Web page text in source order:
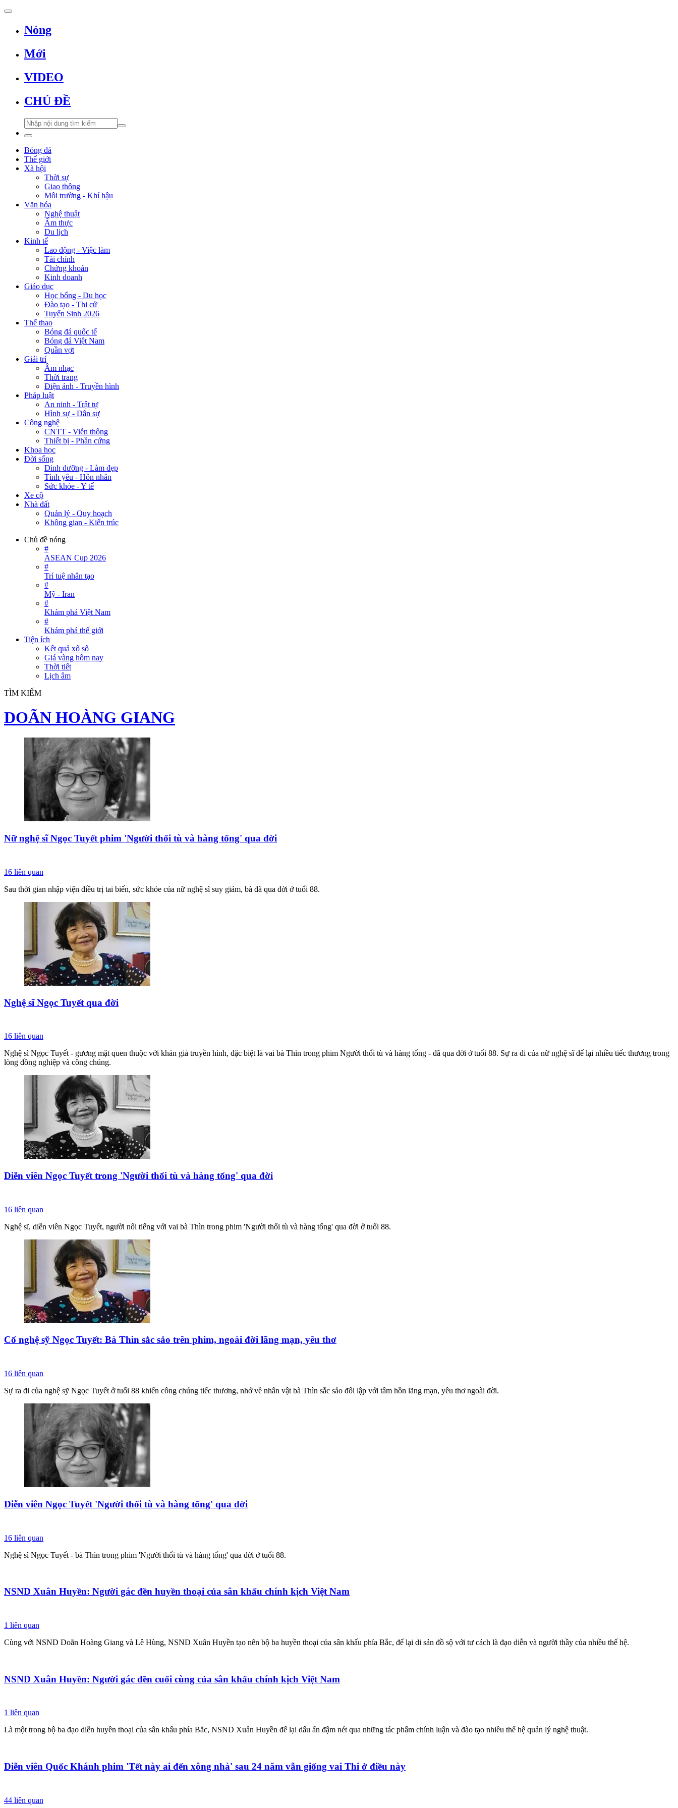
Nóng
Mới
VIDEO
CHỦ ĐỀ
Bóng đá
Thế giới
Xã hội
Thời sự
Giao thông
Môi trường - Khí hậu
Văn hóa
Nghệ thuật
Ẩm thực
Du lịch
Kinh tế
Lao động - Việc làm
Tài chính
Chứng khoán
Kinh doanh
Giáo dục
Học bổng - Du học
Đào tạo - Thi cử
Tuyển Sinh 2026
Thể thao
Bóng đá quốc tế
Bóng đá Việt Nam
Quần vợt
Giải trí
Âm nhạc
Thời trang
Điện ảnh - Truyền hình
Pháp luật
An ninh - Trật tự
Hình sự - Dân sự
Công nghệ
CNTT - Viễn thông
Thiết bị - Phần cứng
Khoa học
Đời sống
Dinh dưỡng - Làm đẹp
Tình yêu - Hôn nhân
Sức khỏe - Y tế
Xe cộ
Nhà đất
Quản lý - Quy hoạch
Không gian - Kiến trúc
Chủ đề nóng
#
ASEAN Cup 2026
#
Trí tuệ nhân tạo
#
Mỹ - Iran
#
Khám phá Việt Nam
#
Khám phá thế giới
Tiện ích
Kết quả xổ số
Giá vàng hôm nay
Thời tiết
Lịch âm
TÌM KIẾM
DOÃN HOÀNG GIANG
Nữ nghệ sĩ Ngọc Tuyết phim 'Người thổi tù và hàng tổng' qua đời
16 liên quan
Sau thời gian nhập viện điều trị tai biến, sức khỏe của nữ nghệ sĩ suy giảm, bà đã qua đời ở tuổi 88.
Nghệ sĩ Ngọc Tuyết qua đời
16 liên quan
Nghệ sĩ Ngọc Tuyết - gương mặt quen thuộc với khán giả truyền hình, đặc biệt là vai bà Thìn trong phim Người thổi tù và hàng tổng - đã qua đời ở tuổi 88. Sự ra đi của nữ nghệ sĩ để lại nhiều tiếc thương trong
lòng đồng nghiệp và công chúng.
Diễn viên Ngọc Tuyết trong 'Người thổi tù và hàng tổng' qua đời
16 liên quan
Nghệ sĩ, diễn viên Ngọc Tuyết, người nổi tiếng với vai bà Thìn trong phim 'Người thổi tù và hàng tổng' qua đời ở tuổi 88.
Cố nghệ sỹ Ngọc Tuyết: Bà Thìn sắc sảo trên phim, ngoài đời lãng mạn, yêu thơ
16 liên quan
Sự ra đi của nghệ sỹ Ngọc Tuyết ở tuổi 88 khiến công chúng tiếc thương, nhớ về nhân vật bà Thìn sắc sảo đối lập với tâm hồn lãng mạn, yêu thơ ngoài đời.
Diễn viên Ngọc Tuyết 'Người thổi tù và hàng tổng' qua đời
16 liên quan
Nghệ sĩ Ngọc Tuyết - bà Thìn trong phim 'Người thổi tù và hàng tổng' qua đời ở tuổi 88.
NSND Xuân Huyền: Người gác đền huyền thoại của sân khấu chính kịch Việt Nam
1 liên quan
Cùng với NSND Doãn Hoàng Giang và Lê Hùng, NSND Xuân Huyền tạo nên bộ ba huyền thoại của sân khấu phía Bắc, để lại di sản đồ sộ với tư cách là đạo diễn và người thầy của nhiều thế hệ.
NSND Xuân Huyền: Người gác đền cuối cùng của sân khấu chính kịch Việt Nam
1 liên quan
Là một trong bộ ba đạo diễn huyền thoại của sân khấu phía Bắc, NSND Xuân Huyền để lại dấu ấn đậm nét qua những tác phẩm chính luận và đào tạo nhiều thế hệ quản lý nghệ thuật.
Diễn viên Quốc Khánh phim 'Tết này ai đến xông nhà' sau 24 năm vẫn giống vai Thi ở điều này
44 liên quan